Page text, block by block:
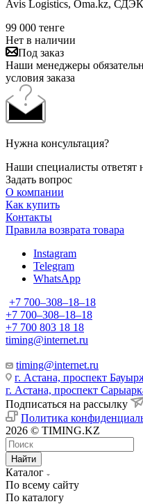
Avis Logistics, Oma.kz,
99 000 тенге
Нет в наличии
Под заказ
Наши менеджеры
условия заказа
Нужна консультация?
Наши специалисты
Задать вопрос
О компании
Как купить
Контакты
Правила возврата товара
Instagram
Telegram
WhatsApp
+7 700‒308‒18‒18
+7 700‒308‒18‒18
+7 700 803 18 18
timing@internet.ru
timing@internet.ru
г. Астана, проспект
г. Астана, проспект
Подписаться на рассылку
Политика
2026 © TIMING.KZ
Найти
Каталог
По всему сайту
По каталогу